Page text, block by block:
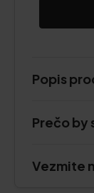
Popis
Prečo by
Vezmite